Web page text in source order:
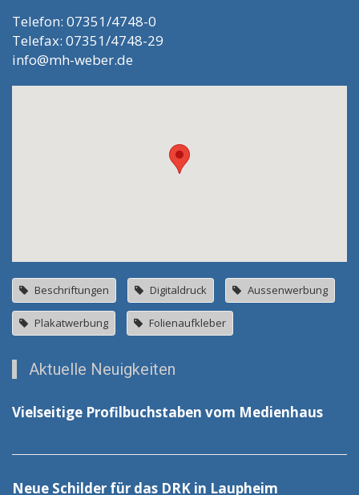
Telefon: 07351/4748-0
Telefax: 07351/4748-29
info@mh-weber.de
Beschriftungen Digitaldruck Aussenwerbung
Plakatwerbung Folienaufkleber
Aktuelle Neuigkeiten
Vielseitige Profilbuchstaben vom Medienhaus
Neue Schilder für das DRK in Laupheim